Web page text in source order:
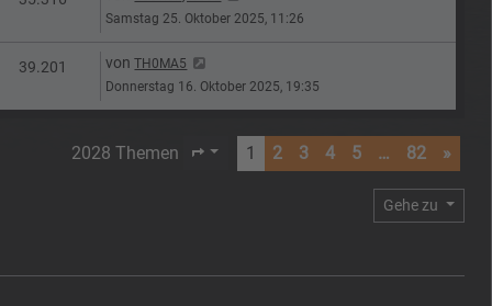
Samstag 25. Oktober 2025, 11:26
39.201 ZugriffeLetzter Beitrag
vonTH0MA5
Donnerstag 16. Oktober 2025, 19:35
2028 Themen Seite von82
1 2 3 4 5 … 82 »
Gehe zu